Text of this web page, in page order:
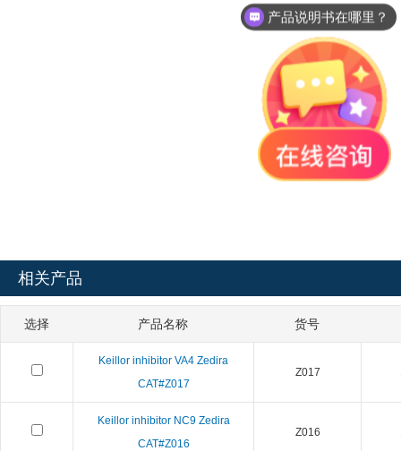
相关产品
选择 产品名称 货号
Keillor inhibitor VA4 Zedira
CAT#Z017
Z017
Keillor inhibitor NC9 Zedira
CAT#Z016
Z016
产品说明书在哪里？